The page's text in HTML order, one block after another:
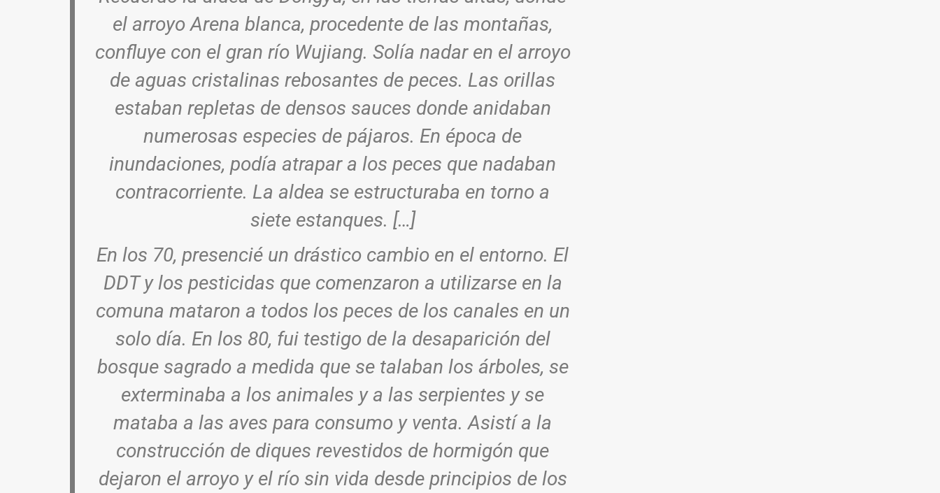
el arroyo Arena blanca, procedente de las montañas,
confluye con el gran río Wujiang. Solía nadar en el arroyo
de aguas cristalinas rebosantes de peces. Las orillas
estaban repletas de densos sauces donde anidaban
numerosas especies de pájaros. En época de
inundaciones, podía atrapar a los peces que nadaban
contracorriente. La aldea se estructuraba en torno a
siete estanques. […]
En los 70, presencié un drástico cambio en el entorno. El
DDT y los pesticidas que comenzaron a utilizarse en la
comuna mataron a todos los peces de los canales en un
solo día. En los 80, fui testigo de la desaparición del
bosque sagrado a medida que se talaban los árboles, se
exterminaba a los animales y a las serpientes y se
mataba a las aves para consumo y venta. Asistí a la
construcción de diques revestidos de hormigón que
dejaron el arroyo y el río sin vida desde principios de los